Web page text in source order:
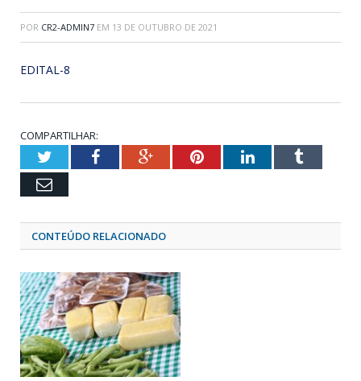
POR CR2-ADMIN7 EM 13 DE OUTUBRO DE 2021
EDITAL-8
COMPARTILHAR:
TwitterFacebookGoogle+PinterestLinkedInTumblr
Email
CONTEÚDO RELACIONADO